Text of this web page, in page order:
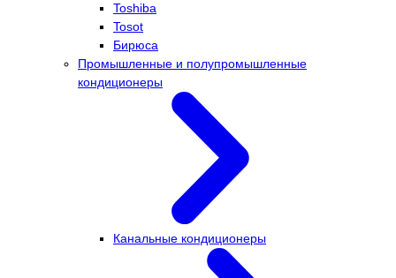
Toshiba
Tosot
Бирюса
Промышленные и полупромышленные
кондиционеры
Канальные кондиционеры